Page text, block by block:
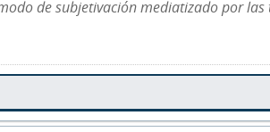
de subjetivación mediatizado por las